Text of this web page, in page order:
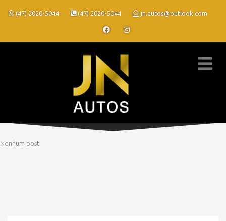
(47) 2020-5044 (47) 2020-5044 jn.autos@outlook.com
Nenhum post